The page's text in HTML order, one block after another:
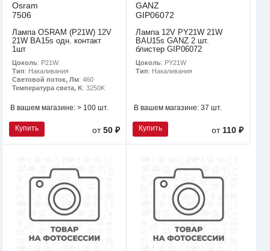
Osram
7506
Лампа OSRAM (P21W) 12V
21W BA15s одн. контакт
1шт
Цоколь: P21W
Тип: Накаливания
Световой поток, Лм: 460
Температура света, K: 3250K
В вашем магазине: > 100 шт.
Купить от50 ₽
GANZ
GIP06072
Лампа 12V PY21W 21W
BAU15s GANZ 2 шт.
блистер GIP06072
Цоколь: PY21W
Тип: Накаливания
В вашем магазине: 37 шт.
Купить от 110 ₽